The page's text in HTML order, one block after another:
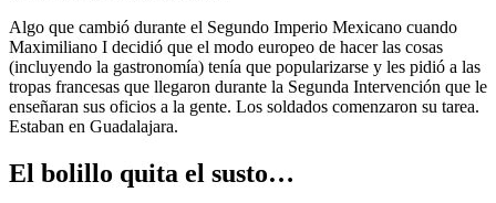
Algo que cambió durante el Segundo Imperio Mexicano cuando
Maximiliano I decidió que el modo europeo de hacer las cosas
(incluyendo la gastronomía) tenía que popularizarse y les pidió a las
tropas francesas que llegaron durante la Segunda Intervención que le
enseñaran sus oficios a la gente. Los soldados comenzaron su tarea.
Estaban en Guadalajara.
El bolillo quita el susto…